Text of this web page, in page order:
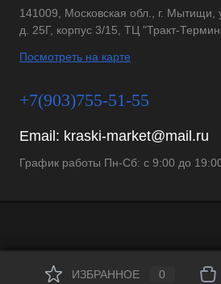
141009, Московская обл., г. Мытищи,
д. 25Г, корпус 3/15, ТЦ "Тракт-
Посмотреть на карте
+7(903)755-51-55
Email: kraski-market@mail.ru
График работы Пн-Сб: с 9:00 до
ИЗБРАННОЕ 0